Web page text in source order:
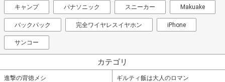
キャンプ パナソニック スニーカー Makuake
バックパック 完全ワイヤレスイヤホン iPhone
サンコー
カテゴリ
進撃の背徳メシ ギルティ飯は大人のロマン